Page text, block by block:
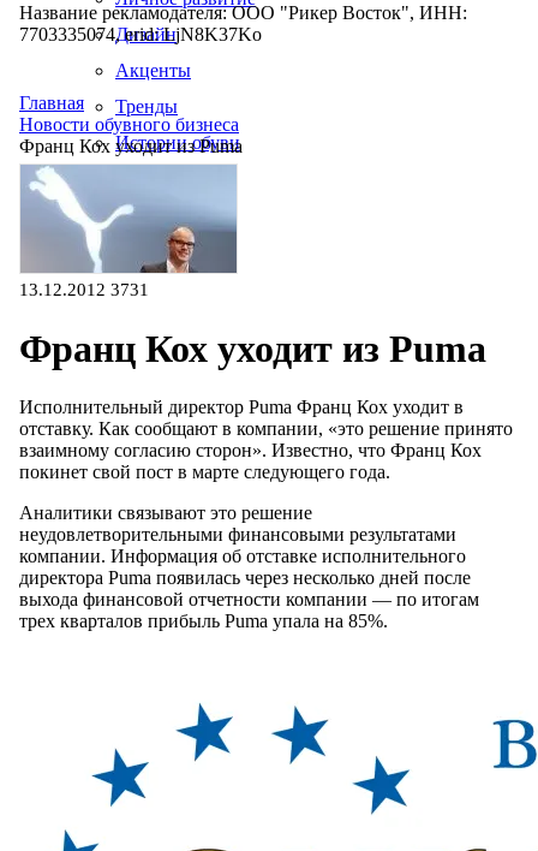
Дизайн
Акценты
Тренды
Истории обуви
Название рекламодателя: ООО "Рикер Восток", ИНН:
7703335074, erid: LjN8K37Ko
Главная
Новости обувного бизнеса
Франц Кох уходит из Puma
13.12.2012 3731
Франц Кох уходит из Puma
Исполнительный директор Puma Франц Кох уходит в
отставку. Как сообщают в компании, «это решение принято
взаимному согласию сторон». Известно, что Франц Кох
покинет свой пост в марте следующего года.
Аналитики связывают это решение
неудовлетворительными финансовыми результатами
компании. Информация об отставке исполнительного
директора Puma появилась через несколько дней после
выхода финансовой отчетности компании — по итогам
трех кварталов прибыль Puma упала на 85%.